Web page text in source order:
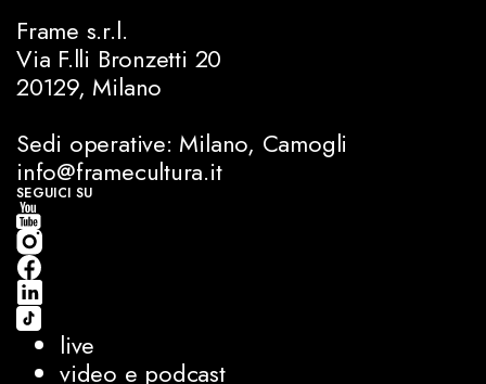
Frame s.r.l.
Via F.lli Bronzetti 20
20129, Milano
Sedi operative: Milano, Camogli
info@framecultura.it
SEGUICI SU
live
video e podcast